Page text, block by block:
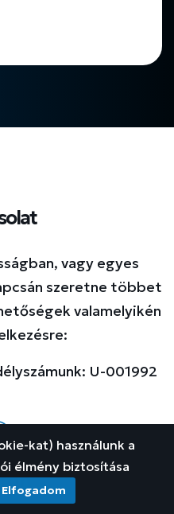
vagy egyes
szeretne többet
valamelyikén
U-001992
kat) használunk a
élmény biztosítása
Elfogadom